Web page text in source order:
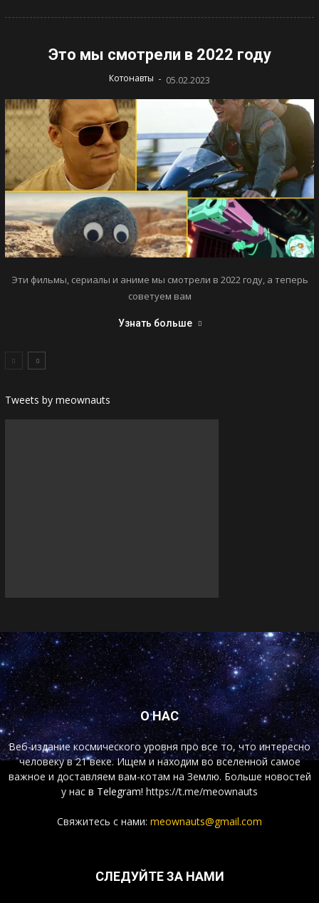
Это мы смотрели в 2022 году
Котонавты - 05.02.2023
Эти фильмы, сериалы и аниме мы смотрели в 2022 году, а теперь
советуем вам
Узнать больше
Tweets by meownauts
О НАС
Веб-издание космического уровня про все то, что интересно
человеку в 21 веке. Ищем и находим во вселенной самое
важное и доставляем вам-котам на Землю. Больше новостей
у нас в Telegram! https://t.me/meownauts
Свяжитесь с нами: meownauts@gmail.com
СЛЕДУЙТЕ ЗА НАМИ